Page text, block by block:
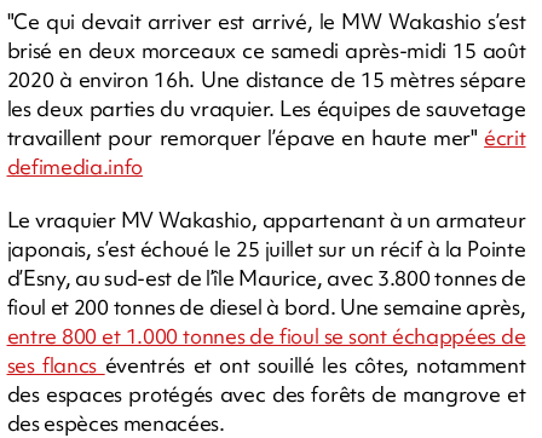
"Ce qui devait arriver est arrivé, le MW Wakashio s’est
brisé en deux morceaux ce samedi après-midi 15 août
2020 à environ 16h. Une distance de 15 mètres sépare
les deux parties du vraquier. Les équipes de sauvetage
travaillent pour remorquer l’épave en haute mer" écrit
defimedia.info
Le vraquier MV Wakashio, appartenant à un armateur
japonais, s’est échoué le 25 juillet sur un récif à la Pointe
d’Esny, au sud-est de l’île Maurice, avec 3.800 tonnes de
fioul et 200 tonnes de diesel à bord. Une semaine après,
entre 800 et 1.000 tonnes de fioul se sont échappées de
ses flancs éventrés et ont souillé les côtes, notamment
des espaces protégés avec des forêts de mangrove et
des espèces menacées.